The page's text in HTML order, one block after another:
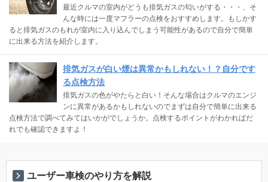
最近クルマの室内がどうも排気ガスの匂いがする・・・、そ
んな時には一度マフラーの点検をおすすめします。もしかす
ると排気ガスのもれが室内に入り込んでしまう可能性があるので自分で簡単
に出来る方法を紹介します。
排気ガスが白い煙は異常かもしれない！？自分です
る点検方法
排気ガスの色がやたらと白い！そんな場合はクルマのエンジ
ンに異常があるかもしれないのでまずは自分で簡単に出来る
点検方法で調べてみてはいかがでしょうか。点検するポイントがわかればだ
れでも確認できますよ！
ユーザー車検のやり方を解説